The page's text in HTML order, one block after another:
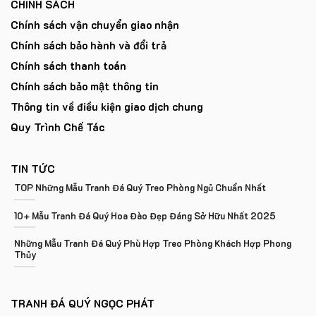
CHÍNH SÁCH
Chính sách vận chuyển giao nhận
Chính sách bảo hành và đổi trả
Chính sách thanh toán
Chính sách bảo mật thông tin
Thông tin về điều kiện giao dịch chung
Quy Trình Chế Tác
TIN TỨC
TOP Những Mẫu Tranh Đá Quý Treo Phòng Ngủ Chuẩn Nhất
10+ Mẫu Tranh Đá Quý Hoa Đào Đẹp Đáng Sở Hữu Nhất 2025
Những Mẫu Tranh Đá Quý Phù Hợp Treo Phòng Khách Hợp Phong
Thủy
TRANH ĐÁ QUÝ NGỌC PHÁT